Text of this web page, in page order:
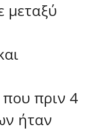
μεταξύ
που πριν 4
ήταν